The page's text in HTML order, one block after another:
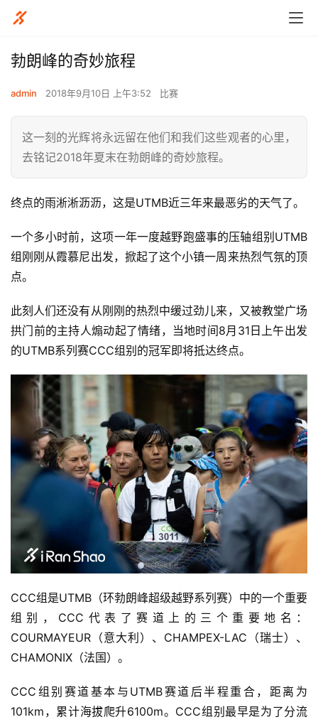
勃朗峰的奇妙旅程
admin 2018年9月10日 上午3:52 比赛
这一刻的光辉将永远留在他们和我们这些观者的心里，
去铭记2018年夏末在勃朗峰的奇妙旅程。
终点的雨淅淅沥沥，这是UTMB近三年来最恶劣的天气了。
一个多小时前，这项一年一度越野跑盛事的压轴组别UTMB
组刚刚从霞慕尼出发，掀起了这个小镇一周来热烈气氛的顶
点。
此刻人们还没有从刚刚的热烈中缓过劲儿来，又被教堂广场
拱门前的主持人煽动起了情绪，当地时间8月31日上午出发
的UTMB系列赛CCC组别的冠军即将抵达终点。
CCC组是UTMB（环勃朗峰超级越野系列赛）中的一个重要
组别，CCC代表了赛道上的三个重要地名：
COURMAYEUR（意大利）、CHAMPEX-LAC（瑞士）、
CHAMONIX（法国）。
CCC组别赛道基本与UTMB赛道后半程重合，距离为
101km，累计海拔爬升6100m。CCC组别最早是为了分流